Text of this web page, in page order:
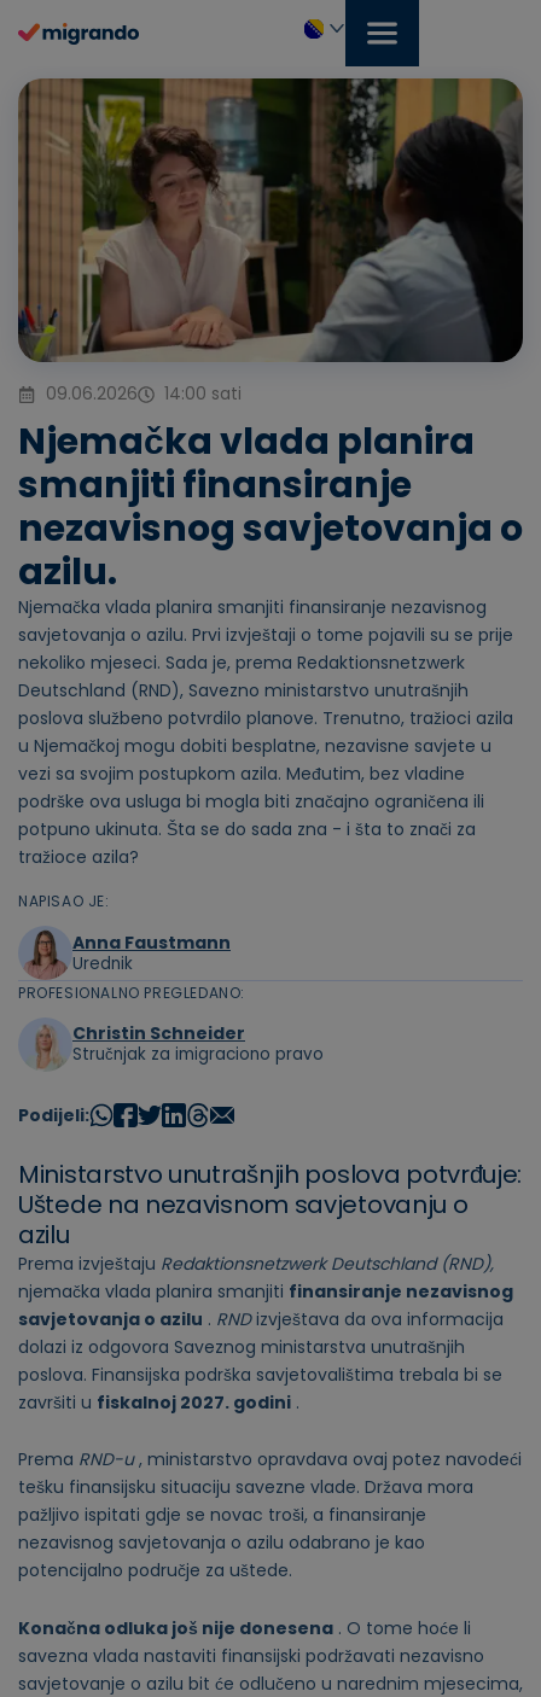
na
Bosanski
09.06.2026 14:00 sati
Njemačka vlada planira
smanjiti finansiranje
nezavisnog savjetovanja o
azilu.
Njemačka vlada planira smanjiti finansiranje nezavisnog
savjetovanja o azilu. Prvi izvještaji o tome pojavili su se prije
nekoliko mjeseci. Sada je, prema Redaktionsnetzwerk
Deutschland (RND), Savezno ministarstvo unutrašnjih
poslova službeno potvrdilo planove. Trenutno, tražioci azila
u Njemačkoj mogu dobiti besplatne, nezavisne savjete u
vezi sa svojim postupkom azila. Međutim, bez vladine
podrške ova usluga bi mogla biti značajno ograničena ili
potpuno ukinuta. Šta se do sada zna - i šta to znači za
tražioce azila?
NAPISAO JE:
Anna Faustmann
Urednik
PROFESIONALNO PREGLEDANO:
Christin Schneider
Stručnjak za imigraciono pravo
Podijeli:
Ministarstvo unutrašnjih poslova potvrđuje:
Uštede na nezavisnom savjetovanju o
azilu
Prema izvještaju Redaktionsnetzwerk Deutschland (RND),
njemačka vlada planira smanjiti finansiranje nezavisnog
savjetovanja o azilu . RNDizvještava da ova informacija
dolazi iz odgovora Saveznog ministarstva unutrašnjih
poslova. Finansijska podrška savjetovalištima trebala bi se
završiti u fiskalnoj 2027. godini .
Prema RND-u, ministarstvo opravdava ovaj potez navodeći
tešku finansijsku situaciju savezne vlade. Država mora
pažljivo ispitati gdje se novac troši, a finansiranje
nezavisnog savjetovanja o azilu odabrano je kao
potencijalno područje za uštede.
Konačna odluka još nije donesena . O tome hoće li
savezna vlada nastaviti finansijski podržavati nezavisno
savjetovanje o azilu bit će odlučeno u narednim mjesecima,